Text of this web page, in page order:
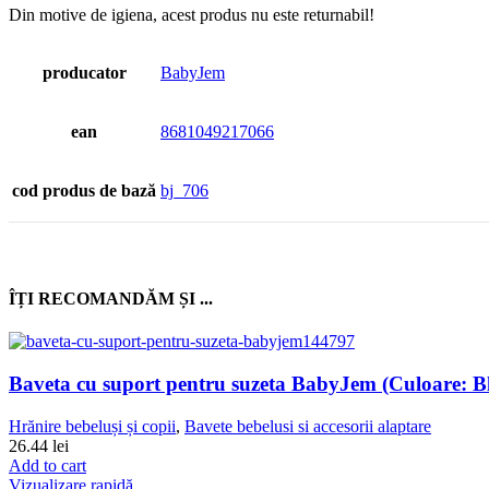
Din motive de igiena, acest produs nu este returnabil!
producator BabyJem
ean 8681049217066
cod produs de bază bj_706
ÎȚI RECOMANDĂM ȘI ...
Baveta cu suport pentru suzeta BabyJem (Culoare:
Hrănire bebeluși și copii, Bavete bebelusi si accesorii alaptare
26.44 lei
Add to cart
Vizualizare rapidă